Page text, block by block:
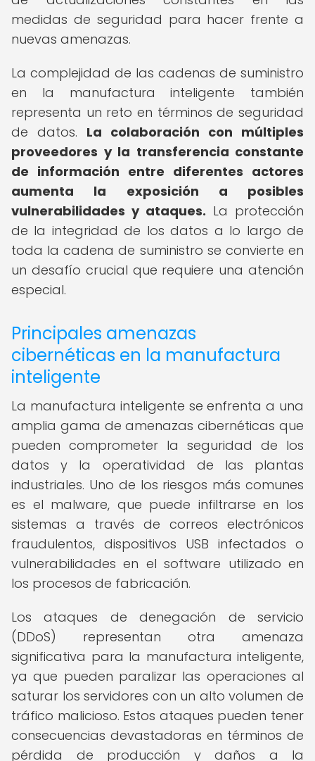
medidas de seguridad para hacer frente a
nuevas amenazas.
La complejidad de las cadenas de suministro
en la manufactura inteligente también
representa un reto en términos de seguridad
de datos. La colaboración con múltiples
proveedores y la transferencia constante
de información entre diferentes actores
aumenta la exposición a posibles
vulnerabilidades y ataques. La protección
de la integridad de los datos a lo largo de
toda la cadena de suministro se convierte en
un desafío crucial que requiere una atención
especial.
Principales amenazas
cibernéticas en la manufactura
inteligente
La manufactura inteligente se enfrenta a una
amplia gama de amenazas cibernéticas que
pueden comprometer la seguridad de los
datos y la operatividad de las plantas
industriales. Uno de los riesgos más comunes
es el malware, que puede infiltrarse en los
sistemas a través de correos electrónicos
fraudulentos, dispositivos USB infectados o
vulnerabilidades en el software utilizado en
los procesos de fabricación.
Los ataques de denegación de servicio
(DDoS) representan otra amenaza
significativa para la manufactura inteligente,
ya que pueden paralizar las operaciones al
saturar los servidores con un alto volumen de
tráfico malicioso. Estos ataques pueden tener
consecuencias devastadoras en términos de
pérdida de producción y daños a la